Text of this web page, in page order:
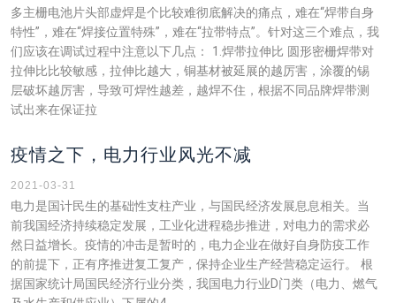
多主栅电池片头部虚焊是个比较难彻底解决的痛点，难在“焊带自身
特性”，难在“焊接位置特殊”，难在“拉带特点”。针对这三个难点，我
们应该在调试过程中注意以下几点： 1.焊带拉伸比 圆形密栅焊带对
拉伸比比较敏感，拉伸比越大，铜基材被延展的越厉害，涂覆的锡
层破坏越厉害，导致可焊性越差，越焊不住，根据不同品牌焊带测
试出来在保证拉
疫情之下，电力行业风光不减
2021-03-31
电力是国计民生的基础性支柱产业，与国民经济发展息息相关。当
前我国经济持续稳定发展，工业化进程稳步推进，对电力的需求必
然日益增长。疫情的冲击是暂时的，电力企业在做好自身防疫工作
的前提下，正有序推进复工复产，保持企业生产经营稳定运行。 根
据国家统计局国民经济行业分类，我国电力行业D门类（电力、燃气